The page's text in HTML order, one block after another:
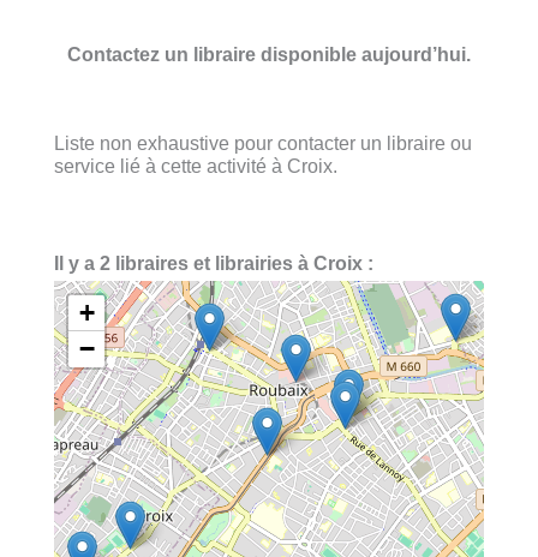
Contactez un libraire disponible aujourd’hui.
Liste non exhaustive pour contacter un libraire ou
service lié à cette activité à Croix.
Il y a 2 libraires et librairies à Croix :
+
−